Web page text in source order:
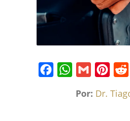
Por: Dr.